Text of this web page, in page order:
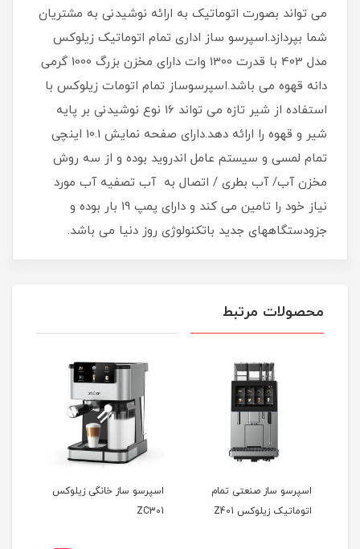
می تواند بصورت اتوماتیک به ارائه نوشیدنی به مشتریان
شما بپردازد.اسپرسو ساز اداری تمام اتوماتیک زیلوکس
مدل 403 با قدرت 1300 وات دارای مخزن بزرگ 1000 گرمی
دانه قهوه می باشد.اسپرسوساز تمام اتومات زیلوکس با
استفاده از شیر تازه می تواند ۱۶ نوع نوشیدنی بر پایه
شیر و قهوه را ارائه دهد.دارای صفحه نمایش 10.1 اینچی
تمام لمسی و سیستم عامل اندروید بوده و از سه روش
مخزن آب/ آب بطری / اتصال به آب تصفیه آب مورد
نیاز خود را تامین می کند و دارای پمپ 19 بار بوده و
جزودستگاههای جدید باتکنولوژی روز دنیا می باشد.
محصولات مرتبط
اسپرسو ساز صنعتی تمام
اتوماتیک زیلوکس Z401
اسپرسو ساز خانگی زیلوکس
ZC301